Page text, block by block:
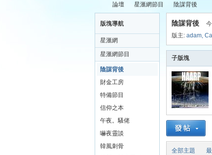
St »
論壇
›
星滙網節目 陰謀背後
版塊導航
星滙網
星滙網節目
陰謀背後
財金工房
特備節目
信仰之本
午夜。騷佬
嚇夜靈談
韓風刺骨
陰謀背後
版主: adam,
子版塊
全部主題